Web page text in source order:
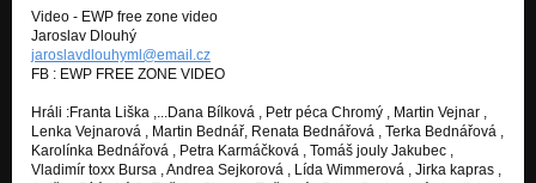
Špinavej Titanic (Cover Malomocnost prázdnoty)
Nezařazeno
Nezařazeno
Modelka (CD Kam to saháš! 2012)
Nezařazeno
Video - EWP free zone video
Jaroslav Dlouhý
jaroslavdlouhyml@email.cz
FB : EWP FREE ZONE VIDEO
Hráli :Franta Liška ,...Dana Bílková , Petr péca Chromý , Martin Vejnar ,
Lenka Vejnarová , Martin Bednář, Renata Bednářová , Terka Bednářová ,
Karolínka Bednářová , Petra Karmáčková , Tomáš jouly Jakubec ,
Vladimír toxx Bursa , Andrea Sejkorová , Lída Wimmerová , Jirka kapras ,